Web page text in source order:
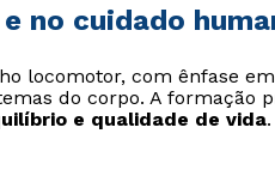
no cuidado
locomotor, com ênfase
do corpo. A formação
e qualidade de vida.